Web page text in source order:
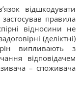
відшкодувати
правила
відносини не
(деліктні)
випливають з
відповідачем
– споживача